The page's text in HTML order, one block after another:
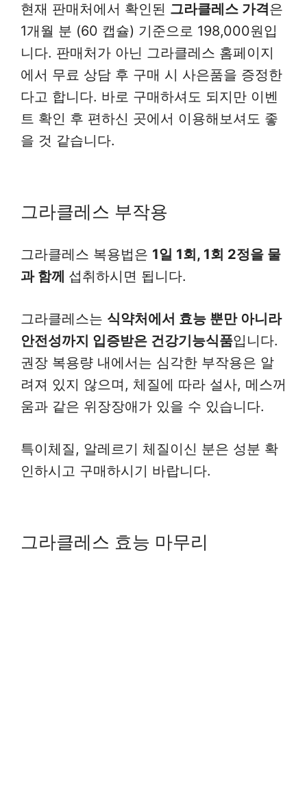
현재 판매처에서 확인된 그라클레스 가격은
1개월 분 (60 캡슐) 기준으로 198,000원입
니다. 판매처가 아닌 그라클레스 홈페이지
에서 무료 상담 후 구매 시 사은품을 증정한
다고 합니다. 바로 구매하셔도 되지만 이벤
트 확인 후 편하신 곳에서 이용해보셔도 좋
을 것 같습니다.
그라클레스 부작용
그라클레스 복용법은 1일 1회, 1회 2정을 물
과 함께 섭취하시면 됩니다.
그라클레스는 식약처에서 효능 뿐만 아니라
안전성까지 입증받은 건강기능식품입니다.
권장 복용량 내에서는 심각한 부작용은 알
려져 있지 않으며, 체질에 따라 설사, 메스꺼
움과 같은 위장장애가 있을 수 있습니다.
특이체질, 알레르기 체질이신 분은 성분 확
인하시고 구매하시기 바랍니다.
그라클레스 효능 마무리